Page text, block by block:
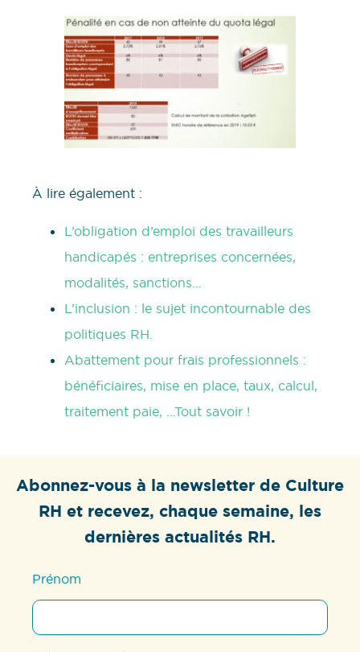
À lire également :
L’obligation d’emploi des travailleurs
handicapés : entreprises concernées,
modalités, sanctions…
L’inclusion : le sujet incontournable des
politiques RH.
Abattement pour frais professionnels :
bénéficiaires, mise en place, taux, calcul,
traitement paie, …Tout savoir !
Abonnez-vous à la newsletter de Culture
RH et recevez, chaque semaine, les
dernières actualités RH.
Prénom